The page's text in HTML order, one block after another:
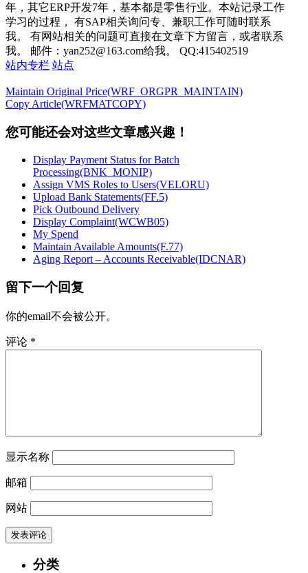
年，其它ERP开发7年，基本都是零售行业。本站记录工作
学习的过程， 有SAP相关询问专、兼职工作可随时联系
我。 有网站相关的问题可直接在文章下方留言，或者联系
我。 邮件：yan252@163.com给我。 QQ:415402519
站内专栏 站点
Maintain Original Price(WRF_ORGPR_MAINTAIN)
Copy Article(WRFMATCOPY)
您可能还会对这些文章感兴趣！
Display Payment Status for Batch
Processing(BNK_MONIP)
Assign VMS Roles to Users(VELORU)
Upload Bank Statements(FF.5)
Pick Outbound Delivery
Display Complaint(WCWB05)
My Spend
Maintain Available Amounts(F.77)
Aging Report – Accounts Receivable(IDCNAR)
留下一个回复
你的email不会被公开。
评论 *
显示名称
邮箱
网站
分类